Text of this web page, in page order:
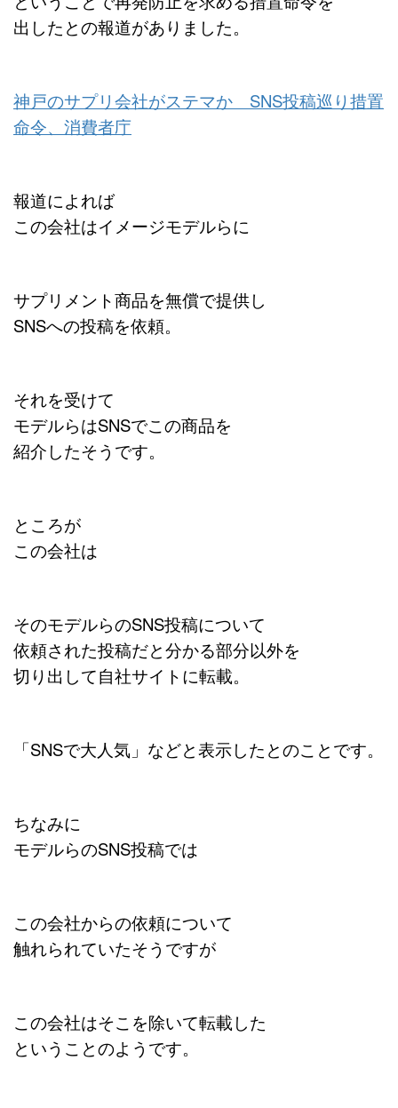
出したとの報道がありました。
神戸のサプリ会社がステマか SNS投稿巡り措置
命令、消費者庁
報道によれば
この会社はイメージモデルらに
サプリメント商品を無償で提供し
SNSへの投稿を依頼。
それを受けて
モデルらはSNSでこの商品を
紹介したそうです。
ところが
この会社は
そのモデルらのSNS投稿について
依頼された投稿だと分かる部分以外を
切り出して自社サイトに転載。
「SNSで大人気」などと表示したとのことです。
ちなみに
モデルらのSNS投稿では
この会社からの依頼について
触れられていたそうですが
この会社はそこを除いて転載した
ということのようです。